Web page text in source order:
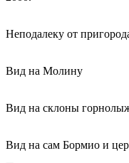
Неподалеку от
Вид на Молину
Вид на склоны
Вид на сам Бормио и